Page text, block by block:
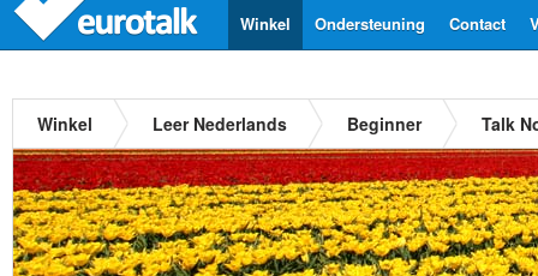
Contact
Ondersteuning
Winkel
Winkel Leer Nederlands Beginner Talk